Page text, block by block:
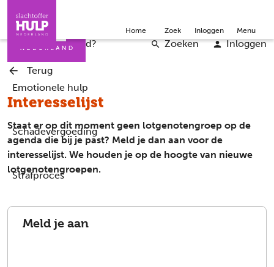
Iemand helpen Word vrijwilliger English
Wat is er gebeurd?
Emotionele hulp
Schadevergoeding
Strafproces
Zoeken Inloggen
Home Zoek Inloggen Menu
Terug
Interesselijst
Staat er op dit moment geen lotgenotengroep op de
agenda die bij je past? Meld je dan aan voor de
interesselijst. We houden je op de hoogte van nieuwe
lotgenotengroepen.
Meld je aan